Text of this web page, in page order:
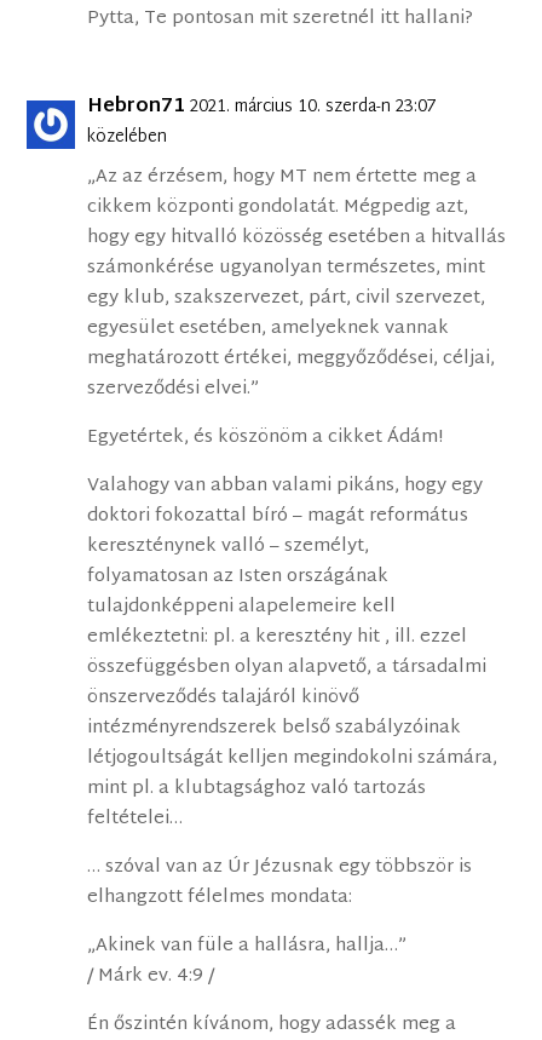
Pytta, Te pontosan mit szeretnél itt hallani?
Hebron71 2021. március 10. szerda-n 23:07
közelében
„Az az érzésem, hogy MT nem értette meg a
cikkem központi gondolatát. Mégpedig azt,
hogy egy hitvalló közösség esetében a hitvallás
számonkérése ugyanolyan természetes, mint
egy klub, szakszervezet, párt, civil szervezet,
egyesület esetében, amelyeknek vannak
meghatározott értékei, meggyőződései, céljai,
szerveződési elvei.”
Egyetértek, és köszönöm a cikket Ádám!
Valahogy van abban valami pikáns, hogy egy
doktori fokozattal bíró – magát református
kereszténynek valló – személyt,
folyamatosan az Isten országának
tulajdonképpeni alapelemeire kell
emlékeztetni: pl. a keresztény hit , ill. ezzel
összefüggésben olyan alapvető, a társadalmi
önszerveződés talajáról kinövő
intézményrendszerek belső szabályzóinak
létjogoultságát kelljen megindokolni számára,
mint pl. a klubtagsághoz való tartozás
feltételei…
… szóval van az Úr Jézusnak egy többször is
elhangzott félelmes mondata:
„Akinek van füle a hallásra, hallja…”
/ Márk ev. 4:9 /
Én őszintén kívánom, hogy adassék meg a